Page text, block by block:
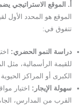
أ. الموقع الاستراتيجي
الموقع هو المحدد الأول
تتفوق في:
دراسة النمو الحضري:
للقيمة الرأسمالية، مثل
الكبرى أو المراكز
سهولة الإيجار: اختيار
القرب من المدارس،